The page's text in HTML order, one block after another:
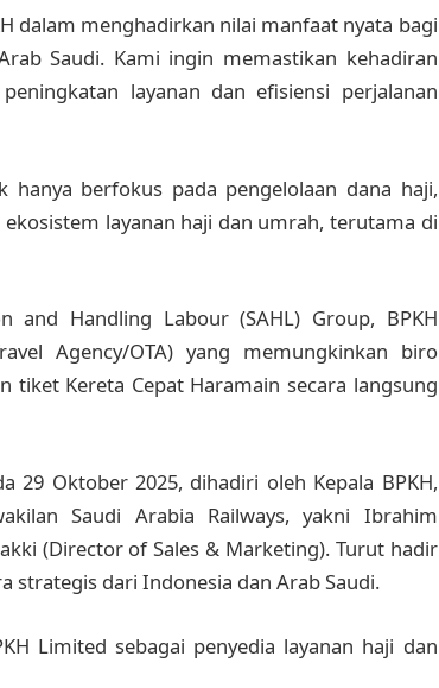
dalam menghadirkan nilai manfaat nyata bagi
Saudi. Kami ingin memastikan kehadiran
layanan dan efisiensi perjalanan
berfokus pada pengelolaan dana haji,
layanan haji dan umrah, terutama di
and Handling Labour (SAHL) Group, BPKH
Agency/OTA) yang memungkinkan biro
tiket Kereta Cepat Haramain secara langsung
29 Oktober 2025, dihadiri oleh Kepala BPKH,
Saudi Arabia Railways, yakni Ibrahim
(Director of Sales & Marketing). Turut hadir
strategis dari Indonesia dan Arab Saudi.
Limited sebagai penyedia layanan haji dan